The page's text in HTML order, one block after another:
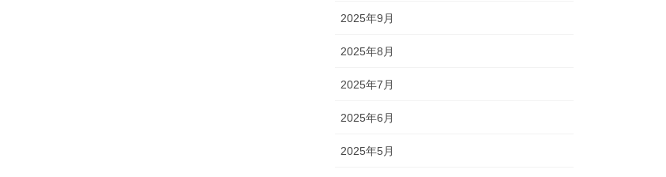
2025年9月
2025年8月
2025年7月
2025年6月
2025年5月